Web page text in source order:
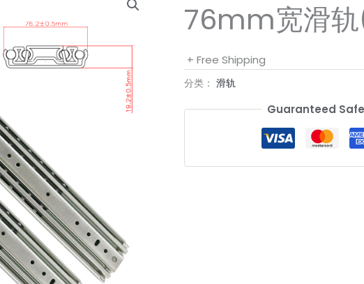
76mm宽滑
+ Free Shipping
分类： 滑轨
Guaranteed